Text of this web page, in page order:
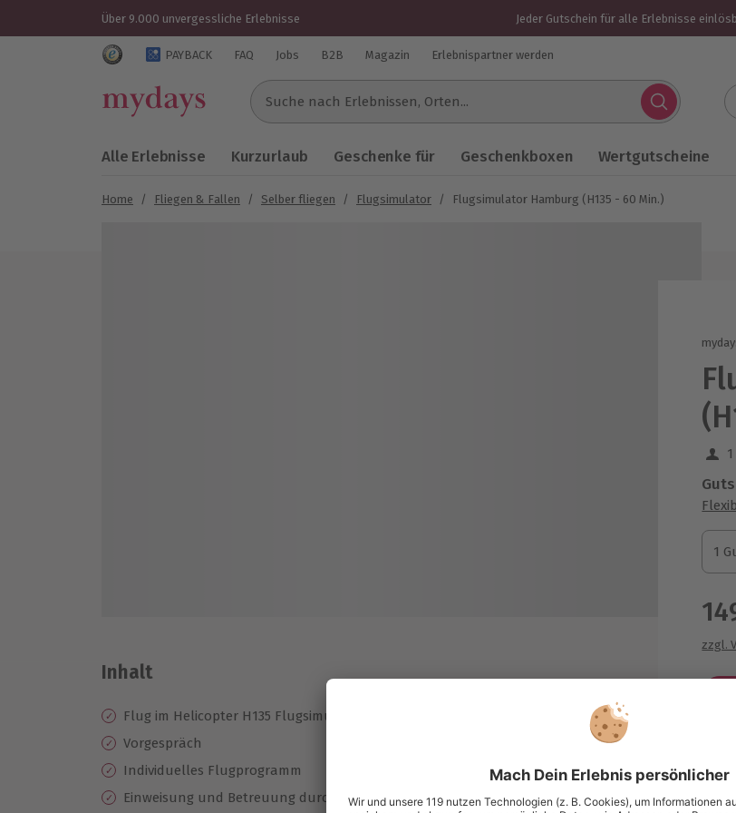
Über 9.000 unvergessliche Erlebnisse Jeder Gutschein für alle Erlebnisse
Trustedshops Bewertungen für mydays.de
PAYBACK FAQ Jobs B2B Magazin Erlebnispartner werden
Suche nach Erlebnissen...
Alle Erlebnisse Kurzurlaub Geschenke für Geschenkboxen Wertgutscheine
Home / Fliegen & Fallen / Selber fliegen / Flugsimulator / Flugsimulator Hamburg (H135 - 60 Min.)
1
1
1
zzgl.
Inhalt
Flug im Helicopter H135 Flugsimulator
Vorgespräch
Individuelles Flugprogramm
Einweisung und Betreuung durch einen erfahrenen Instruktor